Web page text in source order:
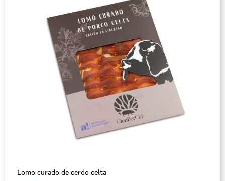
Lomo curado de cerdo celta